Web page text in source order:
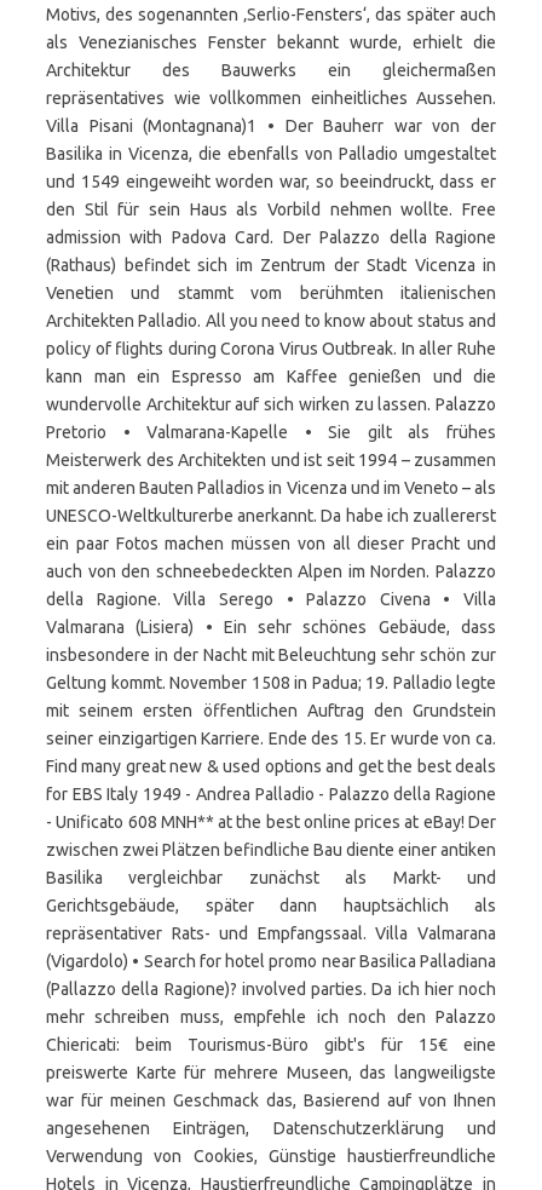
Motivs, des sogenannten ‚Serlio-Fensters‘, das später auch
als Venezianisches Fenster bekannt wurde, erhielt die
Architektur des Bauwerks ein gleichermaßen
repräsentatives wie vollkommen einheitliches Aussehen.
Villa Pisani (Montagnana)1 • Der Bauherr war von der
Basilika in Vicenza, die ebenfalls von Palladio umgestaltet
und 1549 eingeweiht worden war, so beeindruckt, dass er
den Stil für sein Haus als Vorbild nehmen wollte. Free
admission with Padova Card. Der Palazzo della Ragione
(Rathaus) befindet sich im Zentrum der Stadt Vicenza in
Venetien und stammt vom berühmten italienischen
Architekten Palladio. All you need to know about status and
policy of flights during Corona Virus Outbreak. In aller Ruhe
kann man ein Espresso am Kaffee genießen und die
wundervolle Architektur auf sich wirken zu lassen. Palazzo
Pretorio • Valmarana-Kapelle • Sie gilt als frühes
Meisterwerk des Architekten und ist seit 1994 – zusammen
mit anderen Bauten Palladios in Vicenza und im Veneto – als
UNESCO-Weltkulturerbe anerkannt. Da habe ich zuallererst
ein paar Fotos machen müssen von all dieser Pracht und
auch von den schneebedeckten Alpen im Norden. Palazzo
della Ragione. Villa Serego • Palazzo Civena • Villa
Valmarana (Lisiera) • Ein sehr schönes Gebäude, dass
insbesondere in der Nacht mit Beleuchtung sehr schön zur
Geltung kommt. November 1508 in Padua; 19. Palladio legte
mit seinem ersten öffentlichen Auftrag den Grundstein
seiner einzigartigen Karriere. Ende des 15. Er wurde von ca.
Find many great new & used options and get the best deals
for EBS Italy 1949 - Andrea Palladio - Palazzo della Ragione
- Unificato 608 MNH** at the best online prices at eBay! Der
zwischen zwei Plätzen befindliche Bau diente einer antiken
Basilika vergleichbar zunächst als Markt- und
Gerichtsgebäude, später dann hauptsächlich als
repräsentativer Rats- und Empfangssaal. Villa Valmarana
(Vigardolo) • Search for hotel promo near Basilica Palladiana
(Pallazzo della Ragione)? involved parties. Da ich hier noch
mehr schreiben muss, empfehle ich noch den Palazzo
Chiericati: beim Tourismus-Büro gibt's für 15€ eine
preiswerte Karte für mehrere Museen, das langweiligste
war für meinen Geschmack das, Basierend auf von Ihnen
angesehenen Einträgen, Datenschutzerklärung und
Verwendung von Cookies, Günstige haustierfreundliche
Hotels in Vicenza, Haustierfreundliche Campingplätze in